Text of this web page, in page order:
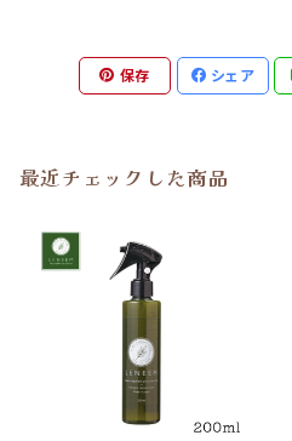
保存 シェア
最近チェックした商品